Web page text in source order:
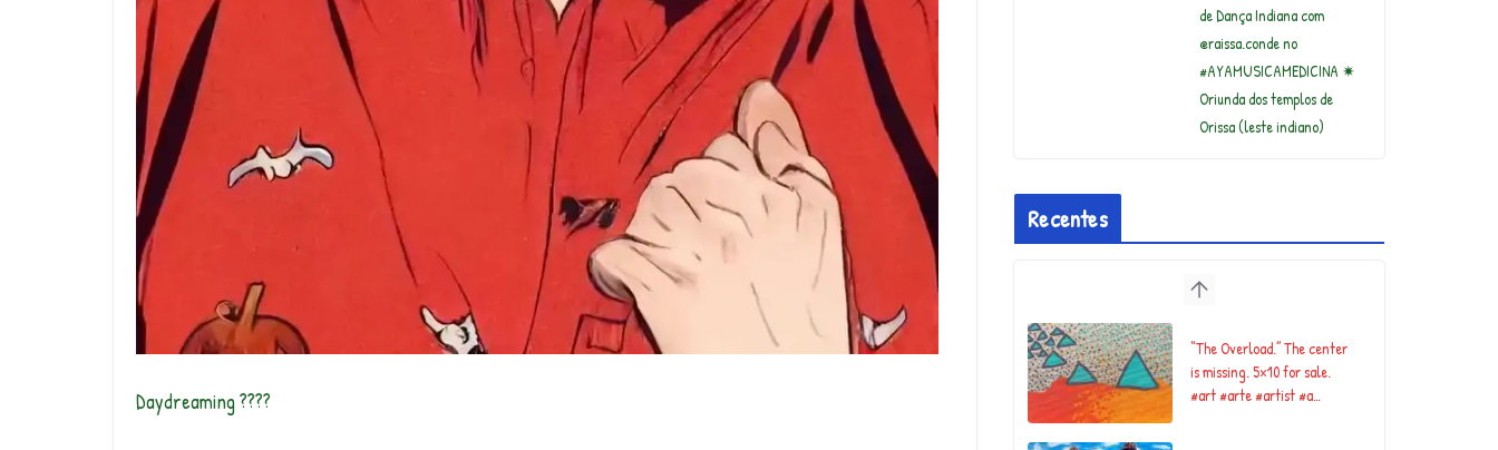
Daydreaming ????
de Dança Indiana com
@raissa.conde no
#AYAMUSICAMEDICINA ✷
Oriunda dos templos de
Orissa (leste indiano)
Recentes
“The Overload.” The center
is missing. 5×10 for sale.
#art #arte #artist #a…